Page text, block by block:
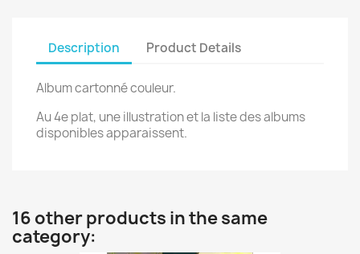
Description Product Details
Album cartonné couleur.
Au 4e plat, une illustration et la liste des albums
disponibles apparaissent.
16 other products in the same
category: